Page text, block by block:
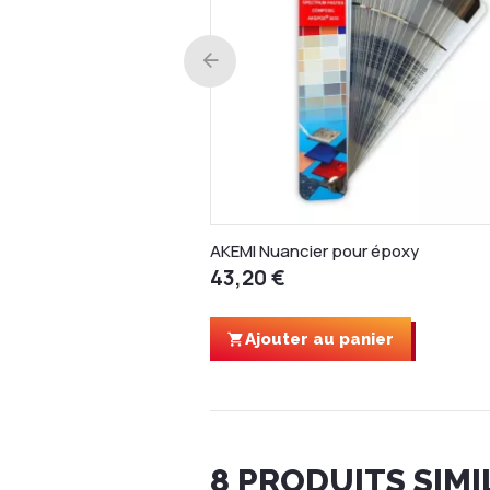
AKEMI Nuancier pour époxy
43,20 €
Ajouter au panier
8 PRODUITS